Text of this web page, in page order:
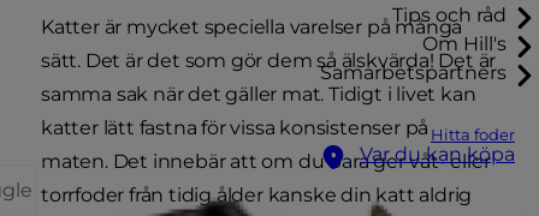
Tips och råd
Om Hill's
Samarbetspartners
Hitta foder
Var du kan köpa
Katter är mycket speciella varelser på många
sätt. Det är det som gör dem så älskvärda! Det är
samma sak när det gäller mat. Tidigt i livet kan
katter lätt fastna för vissa konsistenser på
maten. Det innebär att om du bara ger våt- eller
torrfoder från tidig ålder kanske din katt aldrig